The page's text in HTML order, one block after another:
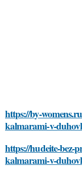
https://by-
kalmarami-v-
https://hudeite-bez-
kalmarami-v-